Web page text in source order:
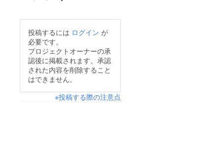
投稿するには ログイン が
必要です。
プロジェクトオーナーの承
認後に掲載されます。承認
された内容を削除すること
はできません。
※投稿する際の注意点